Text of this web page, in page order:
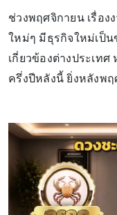
ช่วงพฤศจิกายน เรื่อง
ใหม่ๆ มีธุรกิจใหม่เป็
เกี่ยวข้องต่างประเท
ครึ่งปีหลังนี้ ยิ่งหลังพฤ